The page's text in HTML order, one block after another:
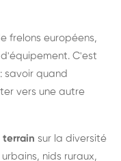
frelons européens,
C'est
: savoir quand
vers une autre
terrain sur la diversité
nids ruraux,